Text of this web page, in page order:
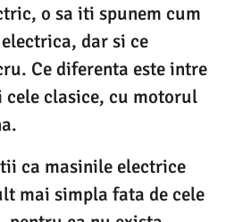
o sa iti spunem cum
dar si ce
Ce diferenta este intre
clasice, cu motorul
ca masinile electrice
mai simpla fata de cele